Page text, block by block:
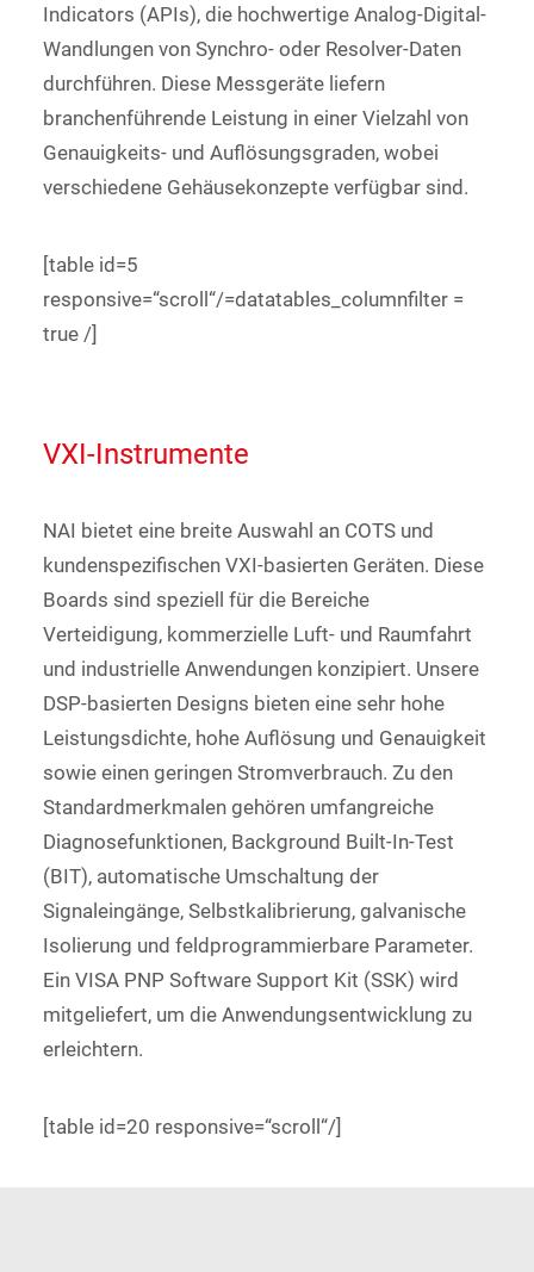
Indicators (APIs), die hochwertige Analog-Digital-
Wandlungen von Synchro- oder Resolver-Daten
durchführen. Diese Messgeräte liefern
branchenführende Leistung in einer Vielzahl von
Genauigkeits- und Auflösungsgraden, wobei
verschiedene Gehäusekonzepte verfügbar sind.
[table id=5
responsive=“scroll“/=datatables_columnfilter =
true /]
VXI-Instrumente
NAI bietet eine breite Auswahl an COTS und
kundenspezifischen VXI-basierten Geräten. Diese
Boards sind speziell für die Bereiche
Verteidigung, kommerzielle Luft- und Raumfahrt
und industrielle Anwendungen konzipiert. Unsere
DSP-basierten Designs bieten eine sehr hohe
Leistungsdichte, hohe Auflösung und Genauigkeit
sowie einen geringen Stromverbrauch. Zu den
Standardmerkmalen gehören umfangreiche
Diagnosefunktionen, Background Built-In-Test
(BIT), automatische Umschaltung der
Signaleingänge, Selbstkalibrierung, galvanische
Isolierung und feldprogrammierbare Parameter.
Ein VISA PNP Software Support Kit (SSK) wird
mitgeliefert, um die Anwendungsentwicklung zu
erleichtern.
[table id=20 responsive=“scroll“/]